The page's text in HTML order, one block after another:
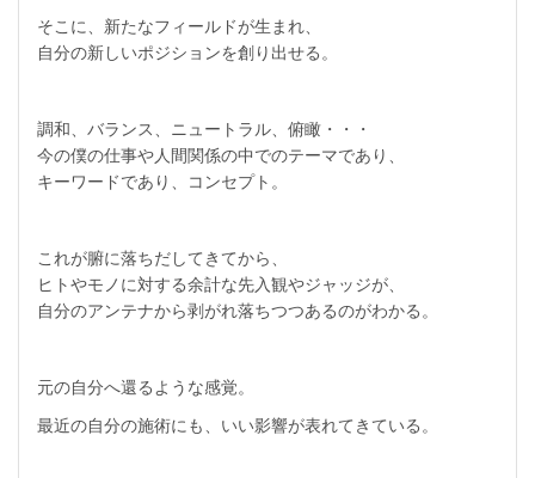
そこに、新たなフィールドが生まれ、
自分の新しいポジションを創り出せる。
調和、バランス、ニュートラル、俯瞰・・・
今の僕の仕事や人間関係の中でのテーマであり、
キーワードであり、コンセプト。
これが腑に落ちだしてきてから、
ヒトやモノに対する余計な先入観やジャッジが、
自分のアンテナから剥がれ落ちつつあるのがわかる。
元の自分へ還るような感覚。
最近の自分の施術にも、いい影響が表れてきている。